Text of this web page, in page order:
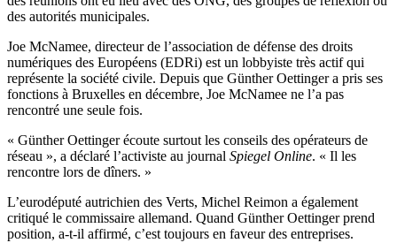
des autorités municipales.
Joe McNamee, directeur de l’association de défense des droits
numériques des Européens (EDRi) est un lobbyiste très actif qui
représente la société civile. Depuis que Günther Oettinger a pris ses
fonctions à Bruxelles en décembre, Joe McNamee ne l’a pas
rencontré une seule fois.
« Günther Oettinger écoute surtout les conseils des opérateurs de
réseau », a déclaré l’activiste au journal Spiegel Online. « Il les
rencontre lors de dîners. »
L’eurodéputé autrichien des Verts, Michel Reimon a également
critiqué le commissaire allemand. Quand Günther Oettinger prend
position, a-t-il affirmé, c’est toujours en faveur des entreprises.